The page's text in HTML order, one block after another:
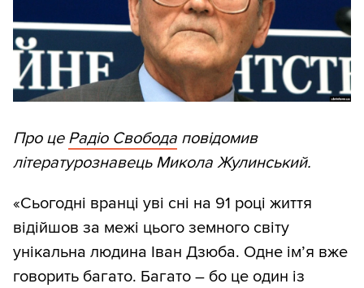
Про це Радіо Свобода повідомив
літературознавець Микола Жулинський.
«Сьогодні вранці уві сні на 91 році життя
відійшов за межі цього земного світу
унікальна людина Іван Дзюба. Одне ім’я вже
говорить багато. Багато – бо це один із